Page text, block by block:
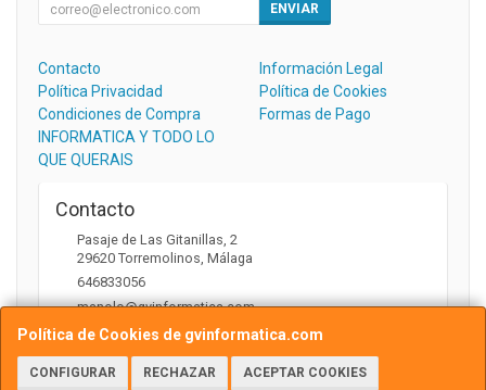
Política de Cookies de gvinformatica.com
CONFIGURAR RECHAZAR ACEPTAR COOKIES
ENVIAR
Contacto
Información Legal
Política Privacidad
Política de Cookies
Condiciones de Compra
Formas de Pago
INFORMATICA Y TODO LO
QUE QUERAIS
Contacto
Pasaje de Las Gitanillas, 2
29620 Torremolinos Málaga
646833056
manolo@gvinformatica.com
Horario